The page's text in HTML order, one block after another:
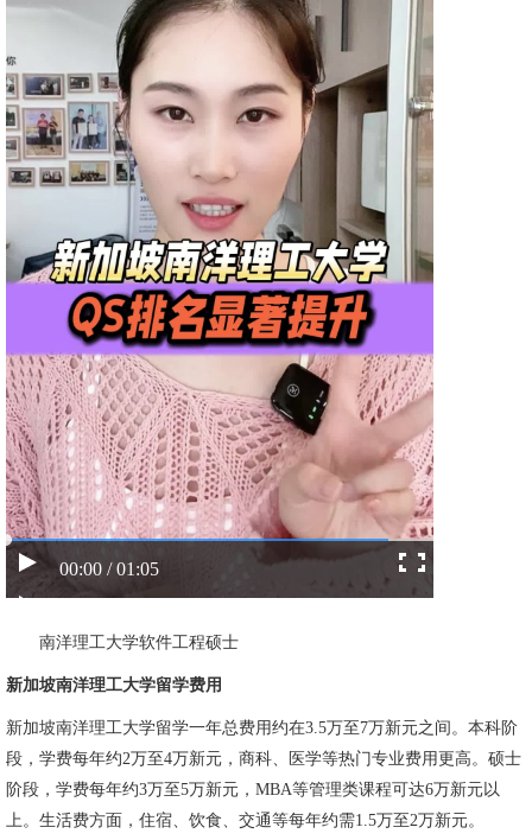
00:00 / 01:05
南洋理工大学软件工程硕士
新加坡南洋理工大学留学费用
新加坡南洋理工大学留学一年总费用约在3.5万至7万新元之间。本科阶
段，学费每年约2万至4万新元，商科、医学等热门专业费用更高。硕士
阶段，学费每年约3万至5万新元，MBA等管理类课程可达6万新元以
上。生活费方面，住宿、饮食、交通等每年约需1.5万至2万新元。